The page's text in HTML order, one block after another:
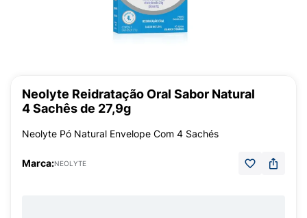
Neolyte Reidratação Oral Sabor Natural
4 Sachês de 27,9g
Neolyte Pó Natural Envelope Com 4 Sachés
Marca:NEOLYTE